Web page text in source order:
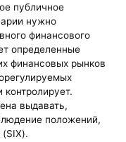
публичное
нужно
финансового
определенные
финансовых рынков
контролирует.
выдавать,
положений,